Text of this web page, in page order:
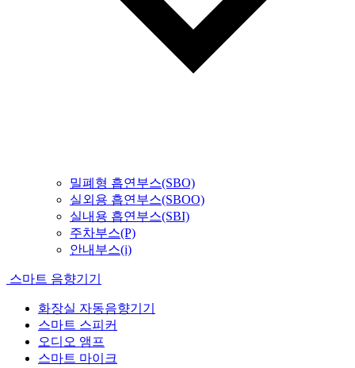
밀폐형 흡연부스(SBO)
실외용 흡연부스(SBOO)
실내용 흡연부스(SBI)
주차부스(P)
안내부스(i)
스마트 음향기기
화장실 자동음향기기
스마트 스피커
오디오 앰프
스마트 마이크